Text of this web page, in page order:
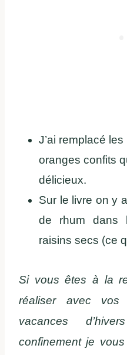
J’ai remplacé
oranges confits
délicieux.
Sur le livre on y
de rhum dans
raisins secs (ce
Si vous êtes à la
réaliser avec vos
vacances
confinement je